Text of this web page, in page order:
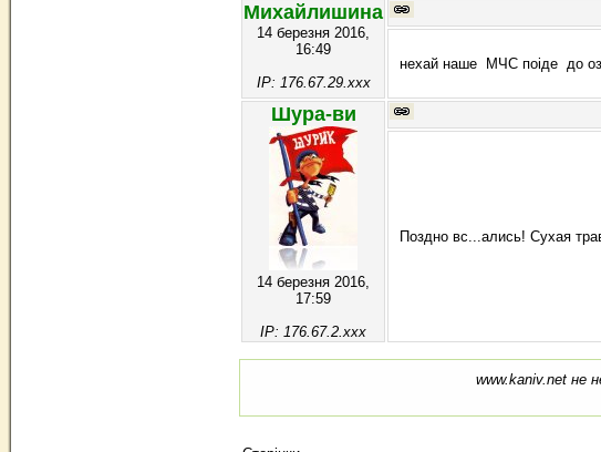
Михайлишина
14 березня 2016,
16:49
IP: 176.67.29.xxx
нехай наше МЧС поіде до
Шура-ви
14 березня 2016,
17:59
IP: 176.67.2.xxx
Поздно вс...ались! Сухая
www.kaniv.net не